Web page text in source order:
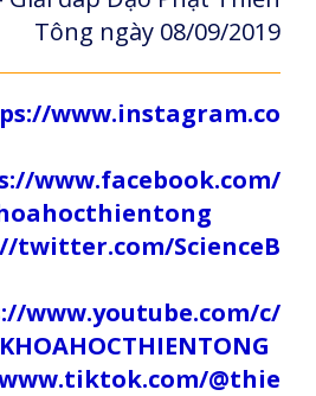
Tông ngày 08/09/2019
www.instagram.co
www.facebook.com/
twitter.com/ScienceB
www.youtube.com/c/
@thie